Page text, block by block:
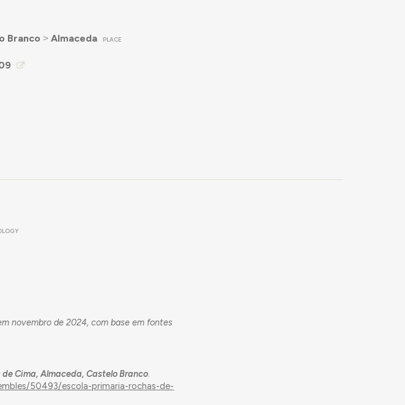
Branco ˃ Almaceda PLACE
novembro de 2024, com base em fontes
Cima, Almaceda, Castelo Branco.
50493/escola-primaria-rochas-de-